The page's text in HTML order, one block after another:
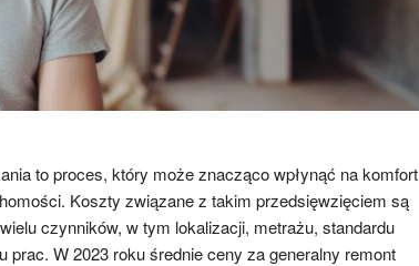
to proces, który może znacząco wpłynąć na komfort
Koszty związane z takim przedsięwzięciem są
czynników, w tym lokalizacji, metrażu, standardu
prac. W 2023 roku średnie ceny za generalny remont